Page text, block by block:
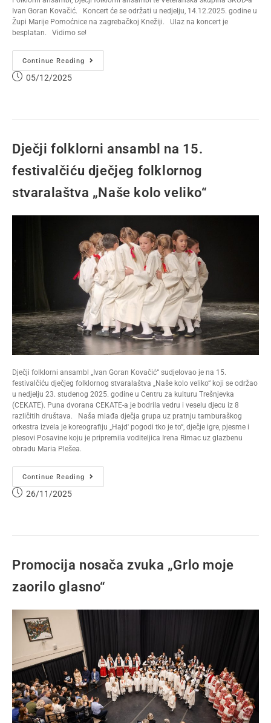
Ivan Goran Kovačić. Koncert će se održati u nedjelju, 14.12.2025. godine u
Župi Marije Pomoćnice na zagrebačkoj Knežiji. Ulaz na koncert je
besplatan. Vidimo se!
Continue Reading
05/12/2025
Dječji folklorni ansambl na 15.
festivalčiću dječjeg folklornog
stvaralaštva „Naše kolo veliko“
Dječji folklorni ansambl „Ivan Goran Kovačić“ sudjelovao je na 15.
festivalčiću dječjeg folklornog stvaralaštva „Naše kolo veliko“ koji se održao
u nedjelju 23. studenog 2025. godine u Centru za kulturu Trešnjevka
(CEKATE). Puna dvorana CEKATE-a je bodrila vedru i veselu djecu iz 8
različitih društava. Naša mlađa dječja grupa uz pratnju tamburaškog
orkestra izvela je koreografiju „Hajd' pogodi tko je to“, dječje igre, pjesme i
plesovi Posavine koju je pripremila voditeljica Irena Rimac uz glazbenu
obradu Maria Plešea.
Continue Reading
26/11/2025
Promocija nosača zvuka „Grlo moje
zaorilo glasno“